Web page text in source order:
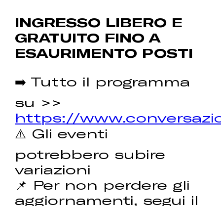
INGRESSO LIBERO E
GRATUITO FINO A
ESAURIMENTO POSTI
➡️ Tutto il programma
su >>
https://
⚠️ Gli eventi
potrebbero subire
variazioni
📌 Per non perdere gli
aggiornamenti, segui il